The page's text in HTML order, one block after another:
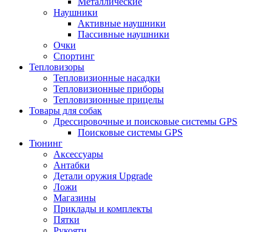
Наушники
Активные наушники
Пассивные наушники
Очки
Спортинг
Тепловизоры
Тепловизионные насадки
Тепловизионные приборы
Тепловизионные прицелы
Товары для собак
Дрессировочные и поисковые системы GPS
Поисковые системы GPS
Тюнинг
Аксессуары
Антабки
Детали оружия Upgrade
Ложи
Магазины
Приклады и комплекты
Пятки